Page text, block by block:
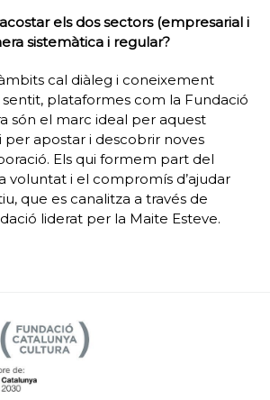
els dos sectors (empresarial i
sistemàtica i regular?
cal diàleg i coneixement
plataformes com la Fundació
són el marc ideal per aquest
per apostar i descobrir noves
Els qui formem part del
voluntat i el compromís d’ajudar
que es canalitza a través de
liderat per la Maite Esteve.